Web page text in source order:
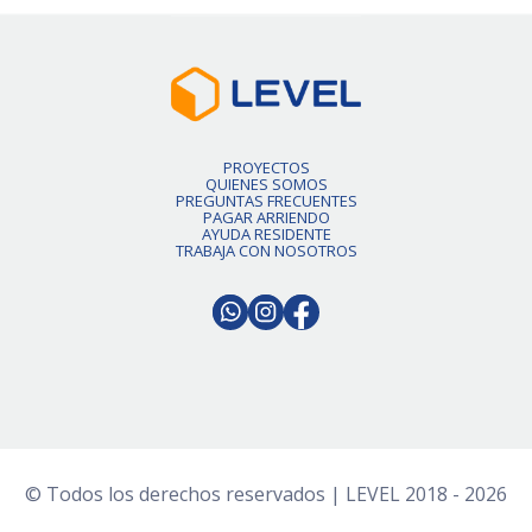
PROYECTOS
QUIENES SOMOS
PREGUNTAS FRECUENTES
PAGAR ARRIENDO
AYUDA RESIDENTE
TRABAJA CON NOSOTROS
© Todos los derechos reservados | LEVEL 2018 - 2026